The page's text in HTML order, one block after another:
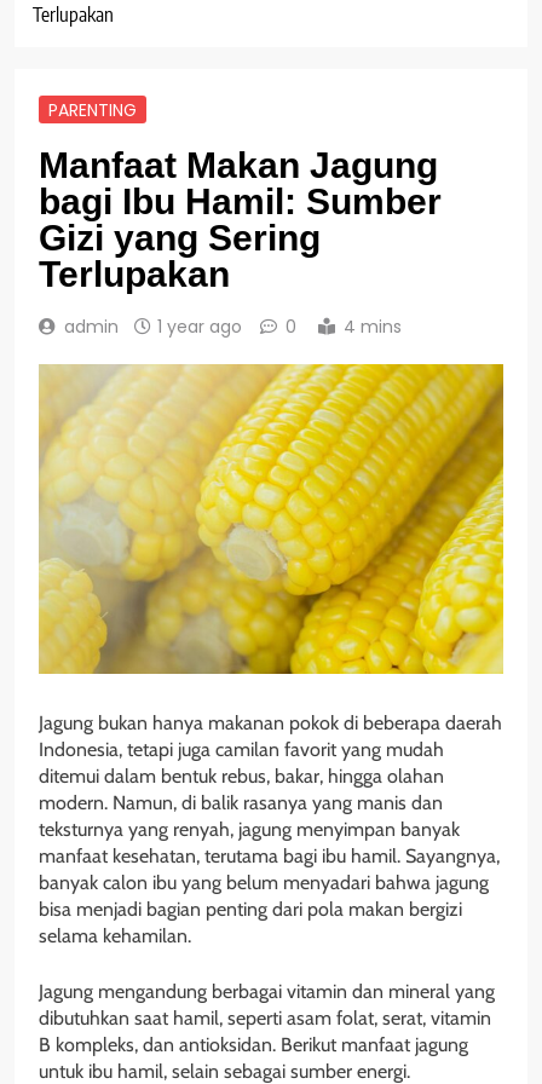
Terlupakan
PARENTING
Manfaat Makan Jagung
bagi Ibu Hamil: Sumber
Gizi yang Sering
Terlupakan
admin 1 year ago 0 4 mins
Jagung bukan hanya makanan pokok di beberapa daerah
Indonesia, tetapi juga camilan favorit yang mudah
ditemui dalam bentuk rebus, bakar, hingga olahan
modern. Namun, di balik rasanya yang manis dan
teksturnya yang renyah, jagung menyimpan banyak
manfaat kesehatan, terutama bagi ibu hamil. Sayangnya,
banyak calon ibu yang belum menyadari bahwa jagung
bisa menjadi bagian penting dari pola makan bergizi
selama kehamilan.
Jagung mengandung berbagai vitamin dan mineral yang
dibutuhkan saat hamil, seperti asam folat, serat, vitamin
B kompleks, dan antioksidan. Berikut manfaat jagung
untuk ibu hamil, selain sebagai sumber energi.